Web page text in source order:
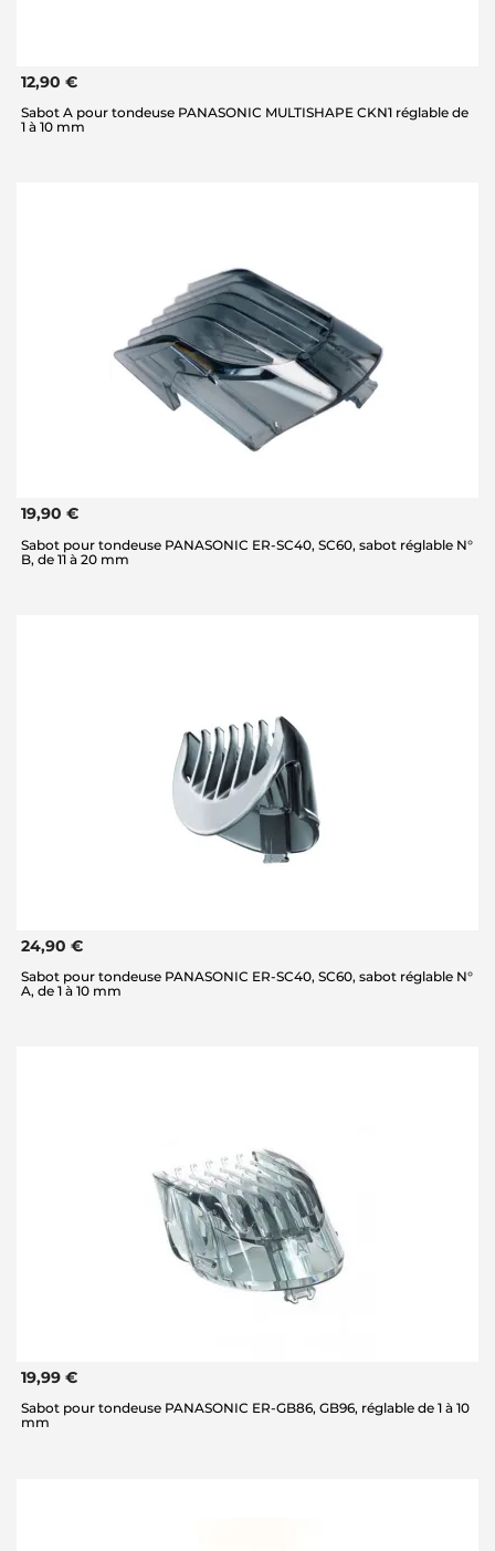
12,90 €
Sabot A pour tondeuse PANASONIC MULTISHAPE CKN1 réglable de
1 à 10 mm
19,90 €
Sabot pour tondeuse PANASONIC ER-SC40, SC60, sabot réglable N°
B, de 11 à 20 mm
24,90 €
Sabot pour tondeuse PANASONIC ER-SC40, SC60, sabot réglable N°
A, de 1 à 10 mm
19,99 €
Sabot pour tondeuse PANASONIC ER-GB86, GB96, réglable de 1 à 10
mm